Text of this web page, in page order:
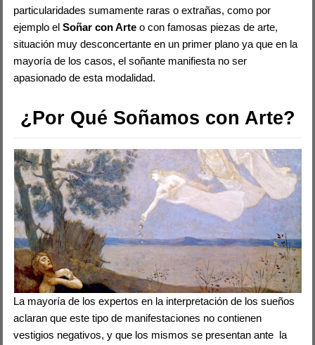
particularidades sumamente raras o extrañas, como por
ejemplo elSoñar con Arte o con famosas piezas de arte,
situación muy desconcertante en un primer plano ya que en la
mayoría de los casos, el soñante manifiesta no ser
apasionado de esta modalidad.
¿Por Qué Soñamos con Arte?
La mayoría de los expertos en la interpretación de los sueños
aclaran que este tipo de manifestaciones no contienen
vestigios negativos, y que los mismos se presentan ante la